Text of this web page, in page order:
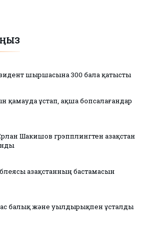
шыршасына 300 бала қатысты
қамауда ұстап, ақша бопсалағандар
Шакишов грэпплингтен Қазақстан
Қазақстанның бастамасын
балық және уылдырықпен ұсталды